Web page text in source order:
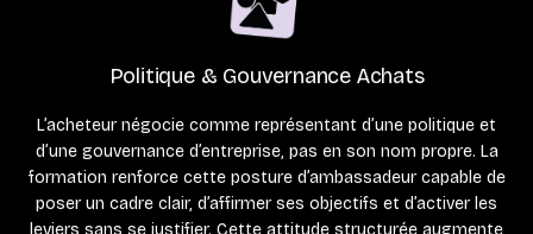
Politique & Gouvernance Achats
L’acheteur négocie comme représentant d’une politique et
d’une gouvernance d’entreprise, pas en son nom propre. La
formation renforce cette posture d’ambassadeur capable de
poser un cadre clair, d’affirmer ses objectifs et d’activer les
leviers sans se justifier. Cette attitude structurée augmente